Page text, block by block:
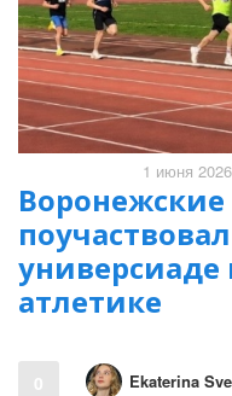
1 июня
универсиаде
атлетике
0 Ekaterina